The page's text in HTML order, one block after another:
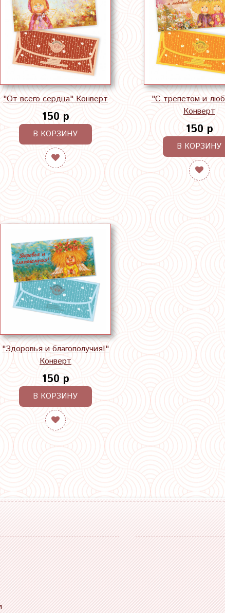
"От всего сердца" Конверт
150 р
В КОРЗИНУ
"С трепетом и
Конверт
150 р
В КОРЗИНУ
"Здоровья и благополучия!"
Конверт
150 р
В КОРЗИНУ